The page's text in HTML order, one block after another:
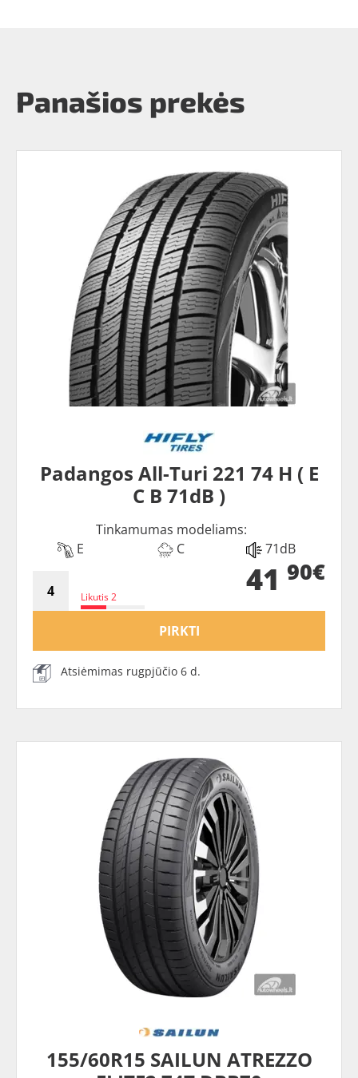
Panašios prekės
Padangos All-Turi 221 74 H ( E
C B 71dB )
Tinkamumas modeliams:
E
C 71dB
Likutis 2 41 90€
PIRKTI
Atsiėmimas rugpjūčio 6 d.
155/60R15 SAILUN ATREZZO